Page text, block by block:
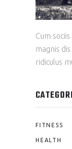
Cum
magnis
ridiculus
FITNESS
HEALTH